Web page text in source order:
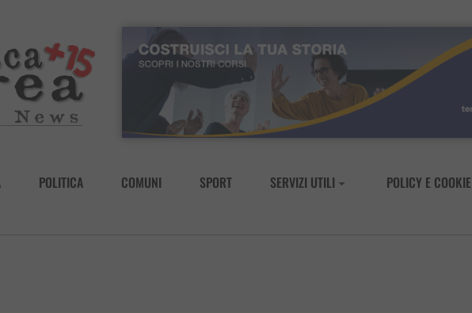
POLITICA COMUNI SPORT SERVIZI UTILI
POLICY E COOKIE